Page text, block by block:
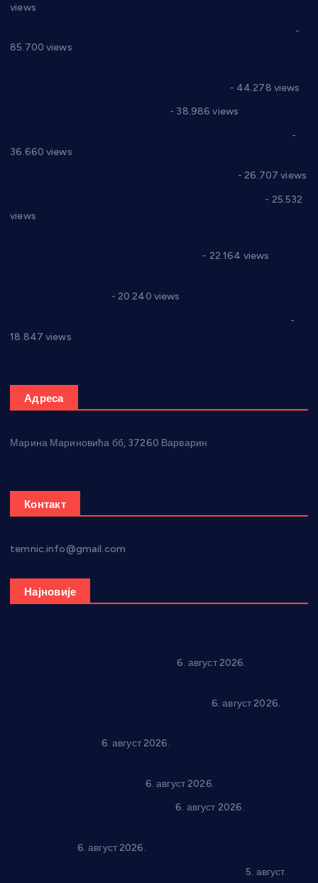
views
-
85.700 views
- 44.278 views
- 38.986 views
-
36.660 views
- 26.707 views
- 25.532
views
- 22.164 views
- 20.240 views
-
18.847 views
Адреса
Марина Мариновића бб, 37260 Варварин
Контакт
temnic.info@gmail.com
Најновије
6. август 2026.
6. август 2026.
6. август 2026.
6. август 2026.
6. август 2026.
6. август 2026.
5. август